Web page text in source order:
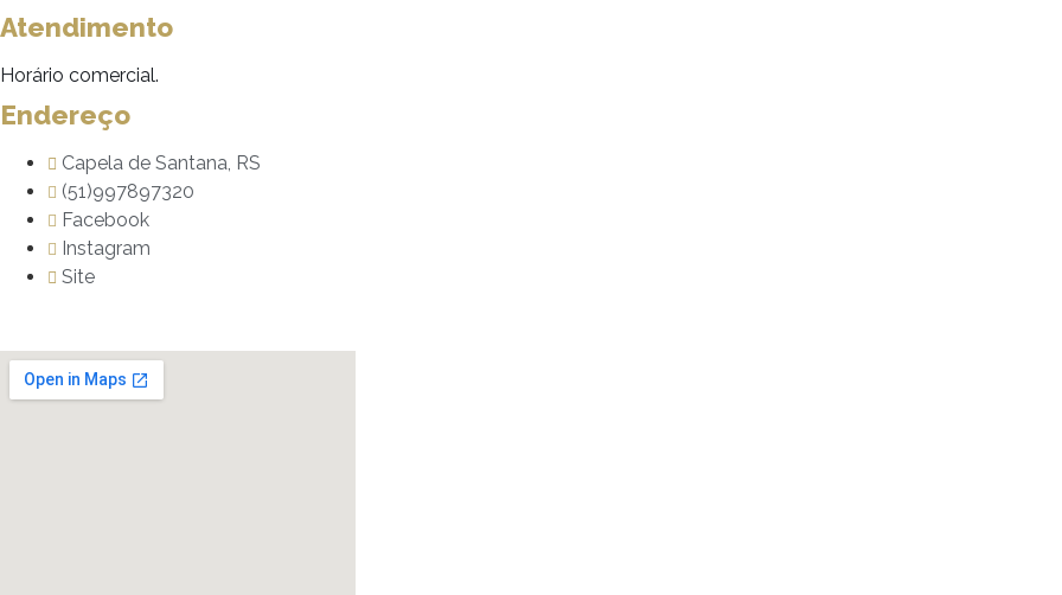
Atendimento
Horário comercial.
Endereço
Capela de Santana, RS
(51)997897320
Facebook
Instagram
Site